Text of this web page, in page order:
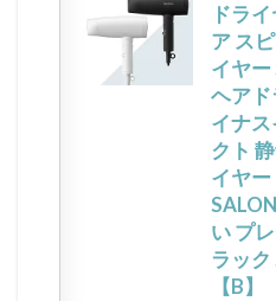
ドラ
ア ス
イヤ
ヘアド
イナ
クト
イヤ
い プ
ラック
【B】